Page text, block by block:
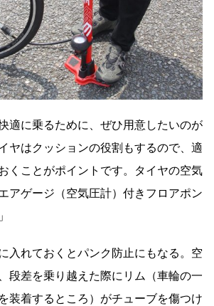
適に乗るために、ぜひ用意したいのが
ヤはクッションの役割もするので、適
くことがポイントです。タイヤの空気
アゲージ（空気圧計）付きフロアポン
入れておくとパンク防止にもなる。空
段差を乗り越えた際にリム（車輪の一
装着するところ）がチューブを傷つけ